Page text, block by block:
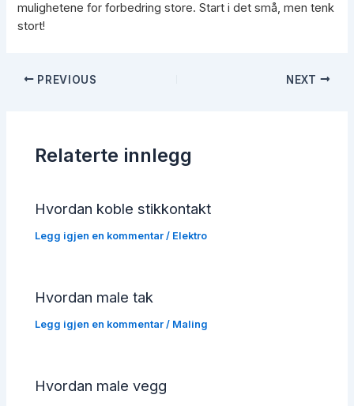
mulighetene for forbedring store. Start i det små, men tenk
stort!
Post PREVIOUS NEXT
Relaterte innlegg
Hvordan koble stikkontakt
Legg igjen en kommentar / Elektro
Hvordan male tak
Legg igjen en kommentar / Maling
Hvordan male vegg